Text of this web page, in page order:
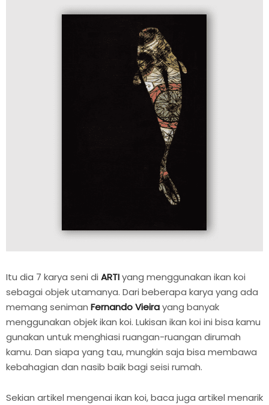
Itu dia 7 karya seni di ARTIyang menggunakan ikan koi
sebagai objek utamanya. Dari beberapa karya yang ada
memang seniman Fernando Vieirayang banyak
menggunakan objek ikan koi. Lukisan ikan koi ini bisa kamu
gunakan untuk menghiasi ruangan-ruangan dirumah
kamu. Dan siapa yang tau, mungkin saja bisa membawa
kebahagian dan nasib baik bagi seisi rumah.
Sekian artikel mengenai ikan koi, baca juga artikel menarik